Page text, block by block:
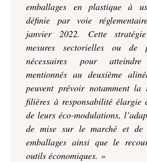
emballages en plastique à
définie par voie
janvier 2022. Cette
mesures sectorielles ou de
nécessaires pour
mentionnés au deuxième
peuvent prévoir notamment la
filières à responsabilité élargie
de leurs éco-modulations,
de mise sur le marché et de
emballages ainsi que le
outils économiques. »